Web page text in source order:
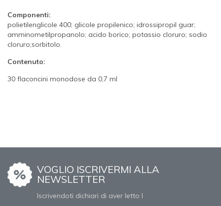
Componenti:
polietilenglicole 400; glicole propilenico; idrossipropil guar;
amminometilpropanolo; acido borico; potassio cloruro; sodio
cloruro;sorbitolo.
Contenuto:
30 flaconcini monodose da 0,7 ml
VOGLIO ISCRIVERMI ALLA
NEWSLETTER
Iscrivendoti dichiari di aver letto l